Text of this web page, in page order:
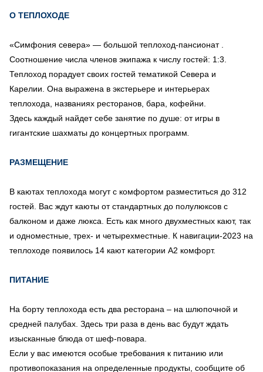
О ТЕПЛОХОДЕ
«Симфония севера» — большой теплоход-пансионат .
Соотношение числа членов экипажа к числу гостей: 1:3.
Теплоход порадует своих гостей тематикой Севера и
Карелии. Она выражена в экстерьере и интерьерах
теплохода, названиях ресторанов, бара, кофейни.
Здесь каждый найдет себе занятие по душе: от игры в
гигантские шахматы до концертных программ
РАЗМЕЩЕНИЕ
В каютах теплохода могут с комфортом разместиться до 312
гостей. Вас ждут каюты от стандартных до полулюксов с
балконом и даже люкса. Есть как много двухместных кают, так
и одноместные, трех- и четырехместные. К навигации-2023 на
теплоходе появилось 14 кают категории А2 комфорт.
ПИТАНИЕ
На борту теплохода есть два ресторана – на шлюпочной и
средней палубах. Здесь три раза в день вас будут ждать
изысканные блюда от шеф-повара.
Если у вас имеются особые требования к питанию или
противопоказания на определенные продукты, сообщите об